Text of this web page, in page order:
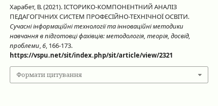
Харабет, В. (2021). ІСТОРИКО-КОМПОНЕНТНИЙ АНАЛІЗ
ПЕДАГОГІЧНИХ СИСТЕМ ПРОФЕСІЙНО-ТЕХНІЧНОЇ ОСВІТИ.
Сучасні інформаційні технології та інноваційні методики
навчання в підготовці фахівців: методологія, теорія, досвід,
проблеми,6, 166-173.
https://vspu.net/sit/index.php/sit/article/view/2321
Формати цитування